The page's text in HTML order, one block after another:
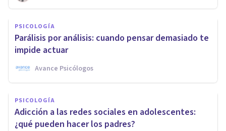
PSICOLOGÍA
Parálisis por análisis: cuando pensar demasiado te
impide actuar
Avance Psicólogos
PSICOLOGÍA
Adicción a las redes sociales en adolescentes:
¿qué pueden hacer los padres?